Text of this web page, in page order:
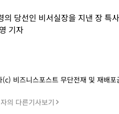
의 당선인 비서실장을 지낸 장 특
기자
(c) 비즈니스포스트 무단전재 및 재배포
의 다른기사보기